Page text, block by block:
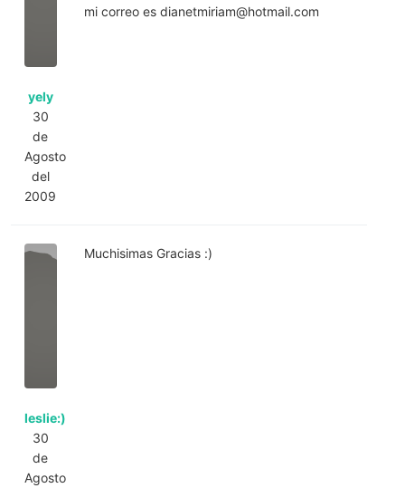
yely
30
de
Agosto
del
2009
mi correo es dianetmiriam@hotmail.com
leslie:)
30
de
Agosto
Muchisimas Gracias :)